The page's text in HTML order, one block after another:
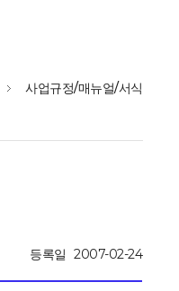
사업규정/매뉴얼/서식
등록일 2007-02-24